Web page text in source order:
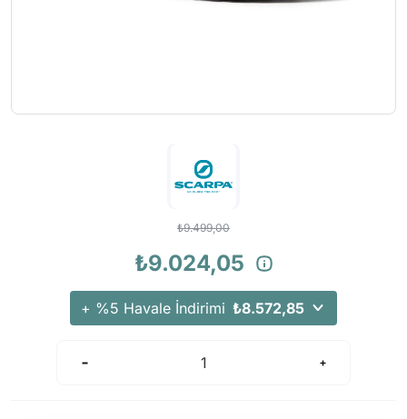
₺9.499,00
₺9.024,05
+ %5 Havale İndirimi ₺8.572,85